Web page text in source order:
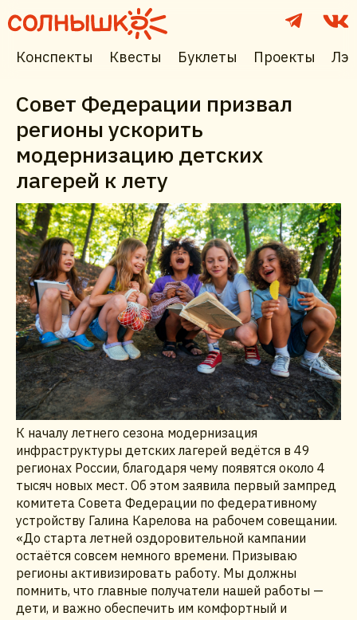
Конспекты Квесты Буклеты Проекты
Совет Федерации призвал
регионы ускорить
модернизацию детских
лагерей к лету
К началу летнего сезона модернизация
инфраструктуры детских лагерей ведётся в 49
регионах России, благодаря чему появятся около 4
тысяч новых мест. Об этом заявила первый зампред
комитета Совета Федерации по федеративному
устройству Галина Карелова на рабочем совещании.
«До старта летней оздоровительной кампании
остаётся совсем немного времени. Призываю
регионы активизировать работу. Мы должны
помнить, что главные получатели нашей работы —
дети, и важно обеспечить им комфортный и